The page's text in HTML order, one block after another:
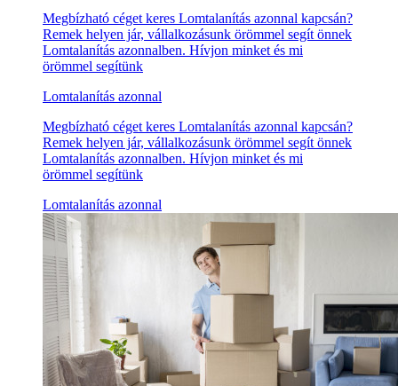
Megbízható céget keres Lomtalanítás azonnal kapcsán?
Remek helyen jár, vállalkozásunk örömmel segít önnek
Lomtalanítás azonnalben. Hívjon minket és mi
örömmel segítünk
Lomtalanítás azonnal
Megbízható céget keres Lomtalanítás azonnal kapcsán?
Remek helyen jár, vállalkozásunk örömmel segít önnek
Lomtalanítás azonnalben. Hívjon minket és mi
örömmel segítünk
Lomtalanítás azonnal